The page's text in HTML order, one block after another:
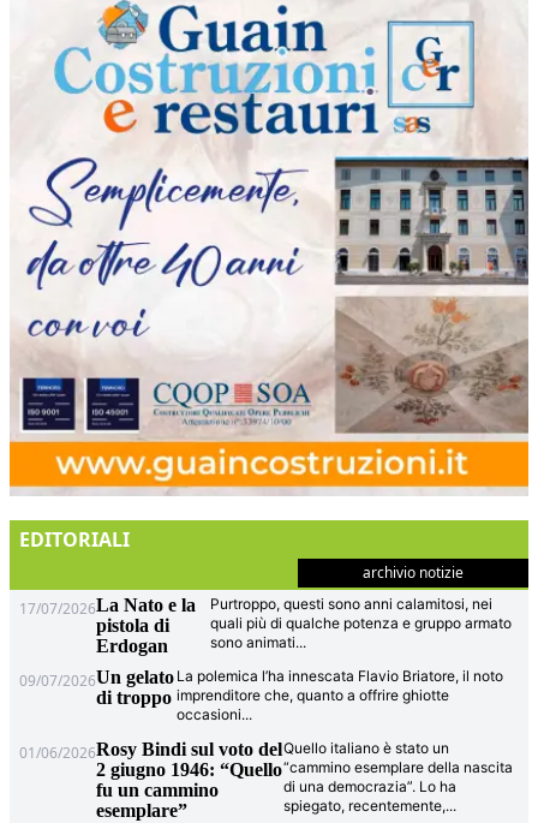
EDITORIALI
archivio notizie
17/07/2026La Nato e la
pistola di
Erdogan
Purtroppo, questi sono anni calamitosi, nei
quali più di qualche potenza e gruppo armato
sono animati...
09/07/2026Un gelato
di troppo
La polemica l’ha innescata Flavio Briatore, il noto
imprenditore che, quanto a offrire ghiotte
occasioni...
01/06/2026Rosy Bindi sul voto del
2 giugno 1946: “Quello
fu un cammino
esemplare”
Quello italiano è stato un
“cammino esemplare della nascita
di una democrazia”. Lo ha
spiegato, recentemente,...